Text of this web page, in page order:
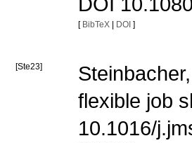
[ BibTeX| DOI ]
[Ste23]
flexible job
10.1016/